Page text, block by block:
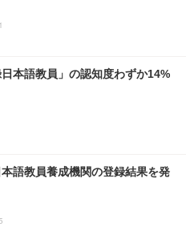
本語教員」の認知度わずか14%
語教員養成機関の登録結果を発